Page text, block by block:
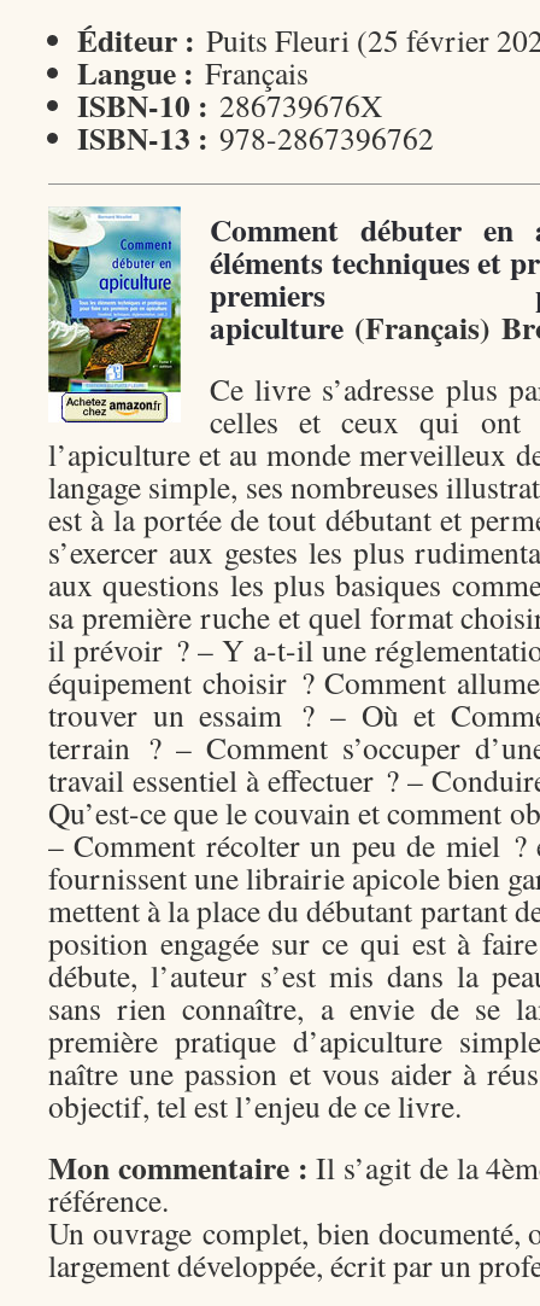
Éditeur : Puits Fleuri (25 février
Langue : Français
ISBN-10 : 286739676X
ISBN-13 : 978-2867396762
Comment débuter en
éléments techniques et
apiculture (Français)
Ce livre s’adresse plus
celles et ceux qui ont
l’apiculture et au monde merveilleux
langage simple, ses nombreuses
est à la portée de tout débutant et
s’exercer aux gestes les plus
aux questions les plus basiques
sa première ruche et quel format
il prévoir ? – Y a-t-il une
équipement choisir ? Comment
trouver un essaim ? – Où et
terrain ? – Comment s’occuper
travail essentiel à effectuer ? –
Qu’est-ce que le couvain et comment
– Comment récolter un peu de miel ?
fournissent une librairie apicole bien
mettent à la place du débutant partant
position engagée sur ce qui est à
débute, l’auteur s’est mis dans la
sans rien connaître, a envie de se
première pratique d’apiculture
naître une passion et vous aider à
objectif, tel est l’enjeu de ce livre.
Mon commentaire : Il s’agit de la
référence.
Un ouvrage complet, bien documenté,
largement développée, écrit par un